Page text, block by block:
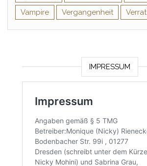
Vampire
Vergangenheit Verrat
IMPRESSUM